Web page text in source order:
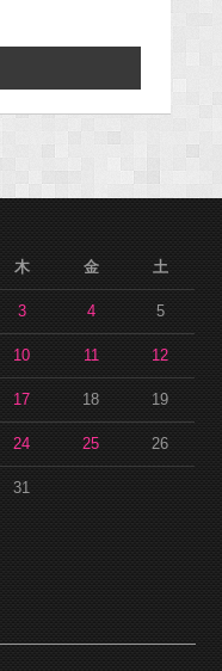
木 金 土
3 4 5
10 11 12
17 18 19
24 25 26
31